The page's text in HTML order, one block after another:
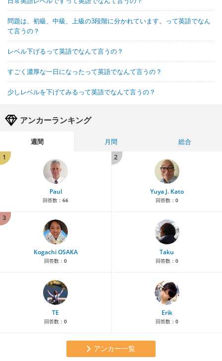
問題は、初級、中級、上級の3段階に分かれています。って英語でなん
て言うの？
レベル下げるって英語でなんて言うの？
すごく濃厚な一日になったって英語でなんて言うの？
少しレベルを下げてみるって英語でなんて言うの？
アンカーランキング
週間 月間
総合
1
Paul
回答数： 66
2
Yuya J. Kato
回答数： 0
3
Kogachi OSAKA
回答数： 0
Taku
回答数： 0
TE
回答数： 0
Erik
回答数： 0
アンカー一覧